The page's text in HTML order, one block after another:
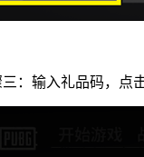
三：输入礼品码，点